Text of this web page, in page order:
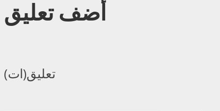
أضف تعليق
تعليق(ات)